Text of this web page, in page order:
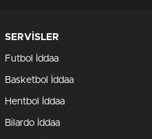
SERVİSLER
Futbol İddaa
Basketbol İddaa
Hentbol İddaa
Bilardo İddaa